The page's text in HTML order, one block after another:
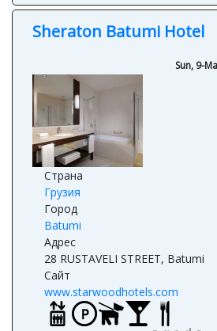
Sheraton Batumi Hotel
Страна
Грузия
Город
Batumi
Адрес
28 RUSTAVELI STREET, Batumi
Сайт
www.starwoodhotels.com